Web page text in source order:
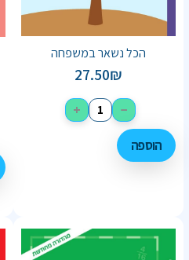
הכל נשאר במשפחה
27.50₪
−
+
הוספה